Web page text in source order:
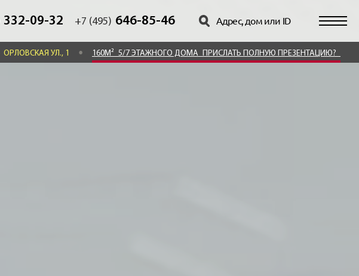
332-09-32 +7 (495) 646-85-46
ОРЛОВСКАЯ УЛ., 1 160М² 5/7 ЭТАЖНОГО ДОМА ПРИСЛАТЬ ПОЛНУЮ ПРЕЗЕНТАЦИЮ?